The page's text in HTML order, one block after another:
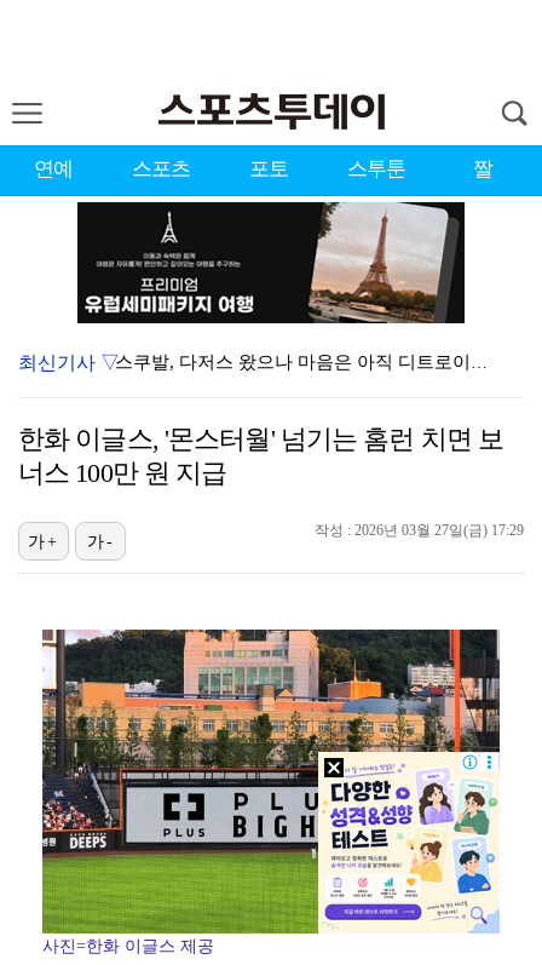
연예 스포츠 포토 스투툰 짤
스쿠발, 다저스 왔으나 마음은 아직 디트로이트에…"다시…
이민규, KPGA 데이비드골프 투어 15회 대회 우승……
[ST포토] 박현경, 바람을 읽는다
[ST포토] 박현경, 미소 머금고
[ST포토] 홍진영2, 버디 성공
[ST포토] 홍진영2, 그린 정조준
최신기사 ▽
한화 이글스, '몬스터월' 넘기는 홈런 치면 보
너스 100만 원 지급
작성 : 2026년 03월 27일(금) 17:29
가+ 가-
사진=한화 이글스 제공